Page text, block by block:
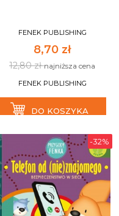
FENEK PUBLISHING
8,70 zł
12,80 złnajniższa cena
FENEK PUBLISHING
DO KOSZYKA
-32%